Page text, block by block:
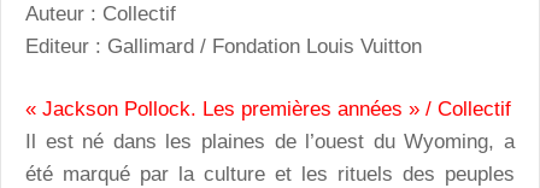
Auteur : Collectif
Editeur : Gallimard / Fondation Louis Vuitton
« Jackson Pollock. Les premières années » / Collectif
Il est né dans les plaines de l’ouest du Wyoming, a
été marqué par la culture et les rituels des peuples